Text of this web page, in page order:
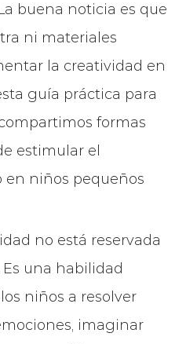
buena noticia es que
ni materiales
la creatividad en
guía práctica para
formas
estimular el
en niños pequeños
no está reservada
Es una habilidad
niños a resolver
imaginar